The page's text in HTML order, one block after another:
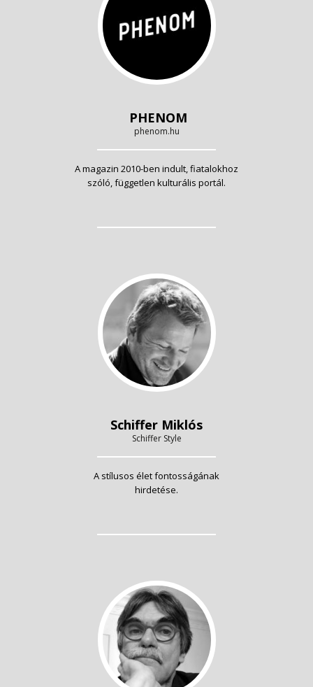
PHENOM
phenom.hu
A magazin 2010-ben indult, fiatalokhoz
szóló, független kulturális portál.
Schiffer Miklós
Schiffer Style
A stílusos élet fontosságának
hirdetése.